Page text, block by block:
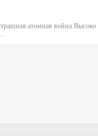
атомная война.Высоко